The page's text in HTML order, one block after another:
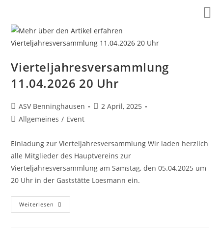
springen
Vierteljahresversammlung
11.04.2026 20 Uhr
Beitrags-
Autor:
ASV Benninghausen
Beitrag
2 April, 2025
Beitrags-
Allgemeines / Event
Einladung zur Vierteljahresversammlung Wir laden herzlich
alle Mitglieder des Hauptvereins zur
Vierteljahresversammlung am Samstag, den 05.04.2025 um
20 Uhr in der Gaststätte Loesmann ein.
Weiterlesen Vierteljahresversammlung
11.04.2026